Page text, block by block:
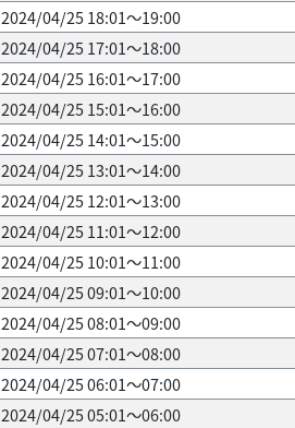
2024/04/25 18:01～19:00
2024/04/25 17:01～18:00
2024/04/25 16:01～17:00
2024/04/25 15:01～16:00
2024/04/25 14:01～15:00
2024/04/25 13:01～14:00
2024/04/25 12:01～13:00
2024/04/25 11:01～12:00
2024/04/25 10:01～11:00
2024/04/25 09:01～10:00
2024/04/25 08:01～09:00
2024/04/25 07:01～08:00
2024/04/25 06:01～07:00
2024/04/25 05:01～06:00